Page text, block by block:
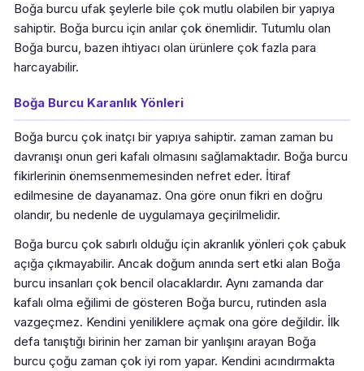
Boğa burcu ufak şeylerle bile çok mutlu olabilen bir yapıya
sahiptir. Boğa burcu için anılar çok önemlidir. Tutumlu olan
Boğa burcu, bazen ihtiyacı olan ürünlere çok fazla para
harcayabilir.
Boğa Burcu Karanlık Yönleri
Boğa burcu çok inatçı bir yapıya sahiptir. zaman zaman bu
davranışı onun geri kafalı olmasını sağlamaktadır. Boğa burcu
fikirlerinin önemsenmemesinden nefret eder. İtiraf
edilmesine de dayanamaz. Ona göre onun fikri en doğru
olandır, bu nedenle de uygulamaya geçirilmelidir.
Boğa burcu çok sabırlı olduğu için akranlık yönleri çok çabuk
açığa çıkmayabilir. Ancak doğum anında sert etki alan Boğa
burcu insanları çok bencil olacaklardır. Aynı zamanda dar
kafalı olma eğilimi de gösteren Boğa burcu, rutinden asla
vazgeçmez. Kendini yeniliklere açmak ona göre değildir. İlk
defa tanıştığı birinin her zaman bir yanlışını arayan Boğa
burcu çoğu zaman çok iyi rom yapar. Kendini acındırmakta